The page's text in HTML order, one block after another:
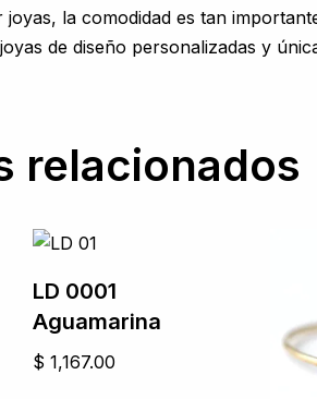
la comodidad es tan
de diseño personalizadas y
relacionados
LD 0001
Aguamarina
$ 1,167.00